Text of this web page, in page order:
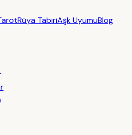
Rüya TabiriAşk UyumuBlog